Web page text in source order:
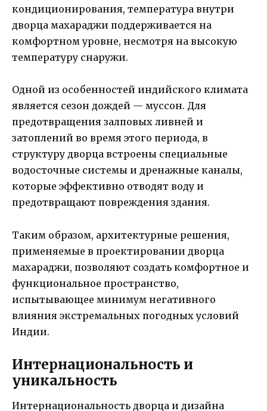
кондиционирования, температура внутри
дворца махараджи поддерживается на
комфортном уровне, несмотря на высокую
температуру снаружи.
Одной из особенностей индийского климата
является сезон дождей — муссон. Для
предотвращения залповых ливней и
затоплений во время этого периода, в
структуру дворца встроены специальные
водосточные системы и дренажные каналы,
которые эффективно отводят воду и
предотвращают повреждения здания.
Таким образом, архитектурные решения,
применяемые в проектировании дворца
махараджи, позволяют создать комфортное и
функциональное пространство,
испытывающее минимум негативного
влияния экстремальных погодных условий
Индии.
Интернациональность и
уникальность
Интернациональность дворца и дизайна